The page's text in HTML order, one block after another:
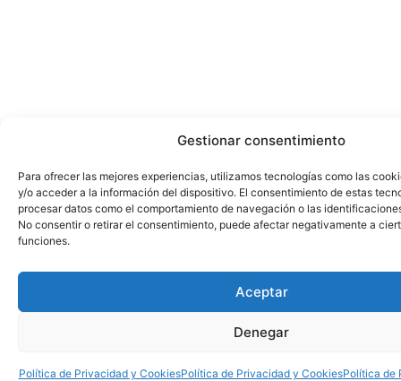
Gestionar consentimiento
Para ofrecer las mejores experiencias, utilizamos tecnologías como las
y/o acceder a la información del dispositivo. El consentimiento de estas
procesar datos como el comportamiento de navegación o las
No consentir o retirar el consentimiento, puede afectar negativamente a
funciones.
Aceptar
Denegar
Política de Privacidad y CookiesPolítica de Privacidad y CookiesPolítica de